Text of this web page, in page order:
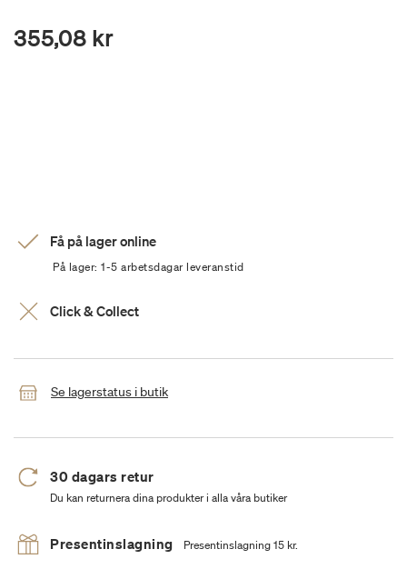
355,08 kr
Få på lager online
På lager: 1-5 arbetsdagar leveranstid
Click & Collect
Se lagerstatus i butik
30 dagars retur
Du kan returnera dina produkter i alla våra butiker
Presentinslagning Presentinslagning 15 kr.